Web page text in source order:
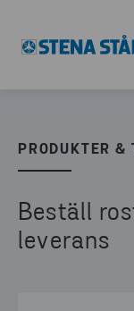
PRODUKTER &
Beställ
leverans